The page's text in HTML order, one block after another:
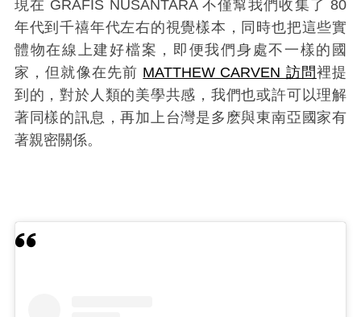
現在 GRAFIS NUSANTARA 不僅幫我們收集了 80
年代到千禧年代左右的視覺樣本，同時也把這些實
體物在線上建好檔案，即便我們身處不一樣的國
家，但就像在先前 MATTHEW CARVEN 訪問裡提
到的，對於人類的美學共感，我們也或許可以理解
著同樣的訊息，再加上台灣是多麽與東南亞國家有
著親密關係。